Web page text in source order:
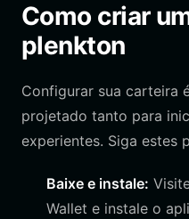
Como criar
plenkton
Configurar sua carteira
projetado tanto para
experientes. Siga estes
Baixe e instale:
Wallet e instale o